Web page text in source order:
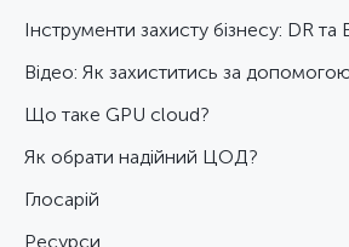
Інструменти захисту бізнесу: DR та
Відео: Як захиститись за
Що таке GPU cloud?
Як обрати надійний ЦОД?
Глосарій
Ресурси